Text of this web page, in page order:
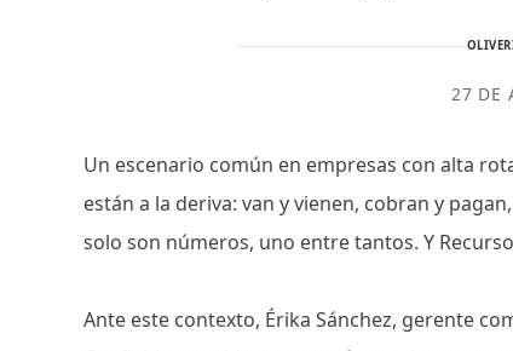
27 DE
Un escenario común en empresas con alta
están a la deriva: van y vienen, cobran y
solo son números, uno entre tantos. Y
Ante este contexto, Érika Sánchez, gerente